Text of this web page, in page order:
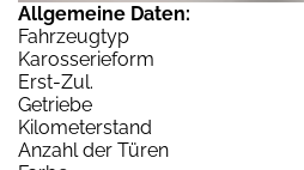
Allgemeine Daten:
Fahrzeugtyp
Karosserieform
Erst-Zul.
Getriebe
Kilometerstand
Anzahl der Türen